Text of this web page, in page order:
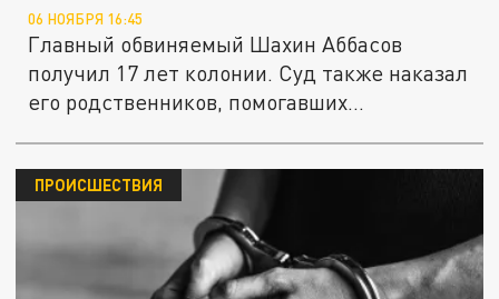
06 НОЯБРЯ 16:45
Главный обвиняемый Шахин Аббасов
получил 17 лет колонии. Суд также наказал
его родственников, помогавших...
ПРОИСШЕСТВИЯ